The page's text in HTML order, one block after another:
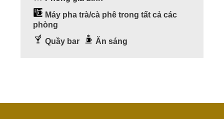
Máy pha trà/cà phê trong tất cả các
phòng
Quầy bar
Ăn sáng